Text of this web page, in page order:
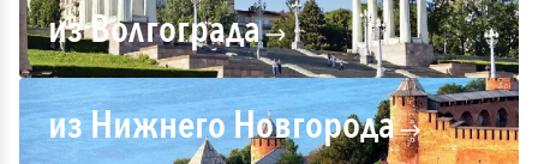
из Волгограда
из Нижнего Новгорода